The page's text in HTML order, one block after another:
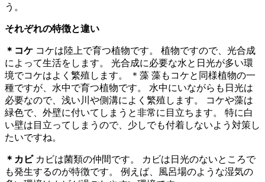
う。
それぞれの特徴と違い
＊コケ コケは陸上で育つ植物です。 植物ですので、光合成
によって生活をします。 光合成に必要な水と日光が多い環
境でコケはよく繁殖します。 ＊藻 藻もコケと同様植物の一
種ですが、水中で育つ植物です。 水中にいながらも日光は
必要なので、浅い川や側溝によく繁殖します。 コケや藻は
緑色で、外壁に付いてしまうと非常に目立ちます。 特に白
い壁は目立ってしまうので、少しでも付着しないよう対策し
たいですね。
＊カビカビは菌類の仲間です。 カビは日光のないところで
も発生するのが特徴です。 例えば、風呂場のような湿気の